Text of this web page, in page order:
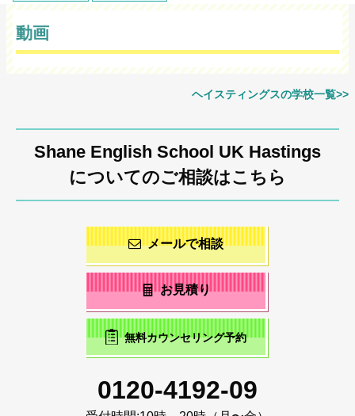
動画
ヘイスティングスの学校一覧>>
Shane English School UK Hastings
についてのご相談はこちら
メールで相談
お見積り
無料カウンセリング予約
0120-4192-09